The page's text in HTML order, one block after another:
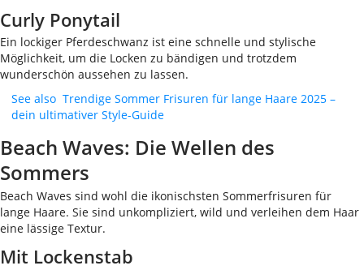
Curly Ponytail
Ein lockiger Pferdeschwanz ist eine schnelle und stylische
Möglichkeit, um die Locken zu bändigen und trotzdem
wunderschön aussehen zu lassen.
See also Trendige Sommer Frisuren für lange Haare 2025 –
dein ultimativer Style-Guide
Beach Waves: Die Wellen des
Sommers
Beach Waves sind wohl die ikonischsten Sommerfrisuren für
lange Haare. Sie sind unkompliziert, wild und verleihen dem Haar
eine lässige Textur.
Mit Lockenstab